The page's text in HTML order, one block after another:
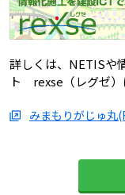
詳しくは、NETISや
ト rexse（レグゼ）
みまもりがじゅ丸